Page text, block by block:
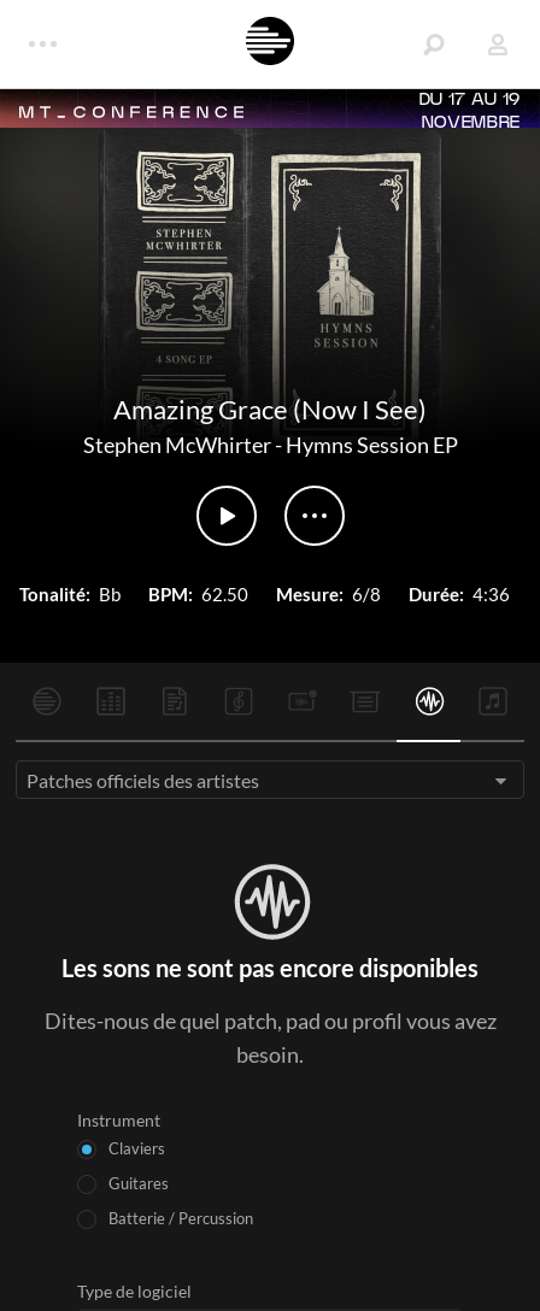
DU 17 AU 19
NOVEMBRE
Amazing Grace (Now I See)
Stephen McWhirter-Hymns Session EP
Tonalité: Bb BPM: 62.50 Mesure: 6/8 Durée: 4:36
Patches officiels des artistes
Les sons ne sont pas encore disponibles
Dites-nous de quel patch, pad ou profil vous avez
besoin.
Instrument
Claviers
Guitares
Batterie / Percussion
Type de logiciel